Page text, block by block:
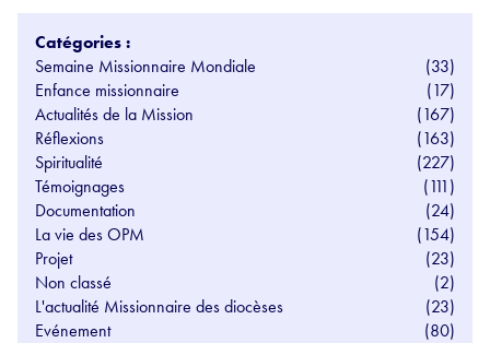
Catégories :
Semaine Missionnaire Mondiale
(33)
Enfance missionnaire
(17)
Actualités de la Mission
(167)
Réflexions
(163)
Spiritualité
(227)
Témoignages
(111)
Documentation
(24)
La vie des OPM
(154)
Projet
(23)
Non classé
(2)
L'actualité Missionnaire des diocèses
(23)
Evénement
(80)